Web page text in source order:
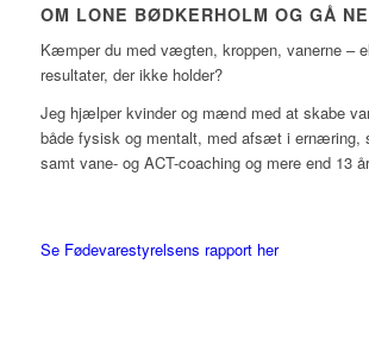
OM LONE BØDKERHOLM OG GÅ
Kæmper du med vægten, kroppen, vanerne –
resultater, der ikke holder?
Jeg hjælper kvinder og mænd med at skabe
både fysisk og mentalt, med afsæt i ernæring,
samt vane- og ACT-coaching og mere end 13
Se Fødevarestyrelsens rapport her